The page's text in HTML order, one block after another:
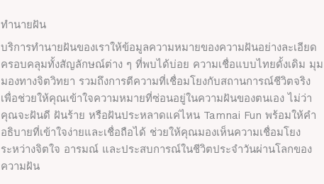
ทำนายฝัน
บริการทำนายฝันของเราให้ข้อมูลความหมายของความฝันอย่างละเอียด
ครอบคลุมทั้งสัญลักษณ์ต่าง ๆ ที่พบได้บ่อย ความเชื่อแบบไทยดั้งเดิม มุม
มองทางจิตวิทยา รวมถึงการตีความที่เชื่อมโยงกับสถานการณ์ชีวิตจริง
เพื่อช่วยให้คุณเข้าใจความหมายที่ซ่อนอยู่ในความฝันของตนเอง ไม่ว่า
คุณจะฝันดี ฝันร้าย หรือฝันประหลาดแค่ไหน Tamnai Fun พร้อมให้คำ
อธิบายที่เข้าใจง่ายและเชื่อถือได้ ช่วยให้คุณมองเห็นความเชื่อมโยง
ระหว่างจิตใจ อารมณ์ และประสบการณ์ในชีวิตประจำวันผ่านโลกของ
ความฝัน